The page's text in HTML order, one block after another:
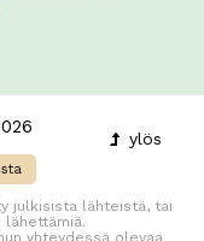
ylös
julkisista lähteistä, tai